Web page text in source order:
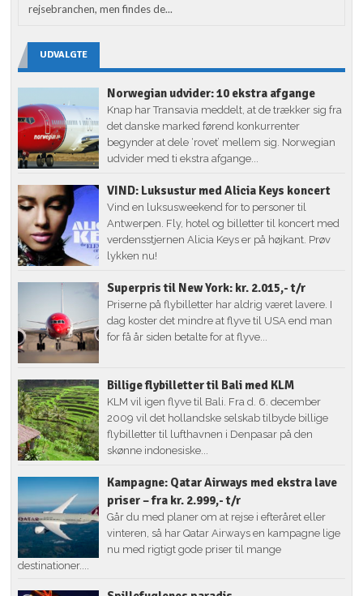
rejsebranchen, men findes de...
UDVALGTE
Norwegian udvider: 10 ekstra afgange
Knap har Transavia meddelt, at de trækker sig fra
det danske marked førend konkurrenter
begynder at dele ‘rovet’ mellem sig. Norwegian
udvider med ti ekstra afgange...
VIND: Luksustur med Alicia Keys koncert
Vind en luksusweekend for to personer til
Antwerpen. Fly, hotel og billetter til koncert med
verdensstjernen Alicia Keys er på højkant. Prøv
lykken nu!
Superpris til New York: kr. 2.015,- t/r
Priserne på flybilletter har aldrig været lavere. I
dag koster det mindre at flyve til USA end man
for få år siden betalte for at flyve...
Billige flybilletter til Bali med KLM
KLM vil igen flyve til Bali. Fra d. 6. december
2009 vil det hollandske selskab tilbyde billige
flybilletter til lufthavnen i Denpasar på den
skønne indonesiske...
Kampagne: Qatar Airways med ekstra lave
priser – fra kr. 2.999,- t/r
Går du med planer om at rejse i efteråret eller
vinteren, så har Qatar Airways en kampagne lige
nu med rigtigt gode priser til mange
destinationer....